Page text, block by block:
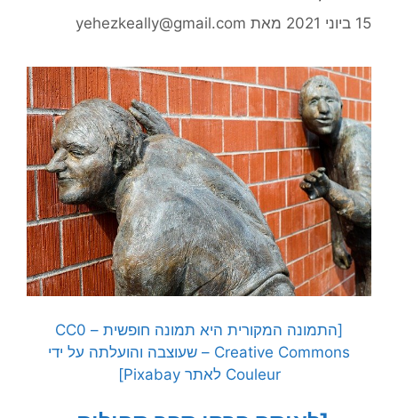
15 ביוני 2021 מאת yehezkeally@gmail.com
[התמונה המקורית היא תמונה חופשית – CC0
Creative Commons – שעוצבה והועלתה על ידי
Couleur לאתר Pixabay]